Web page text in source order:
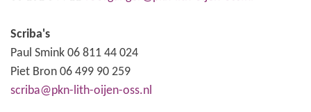
Scriba's
Paul Smink 06 811 44 024
Piet Bron 06 499 90 259
scriba@pkn-lith-oijen-oss.nl